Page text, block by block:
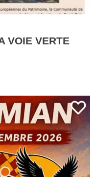
VOIE VERTE